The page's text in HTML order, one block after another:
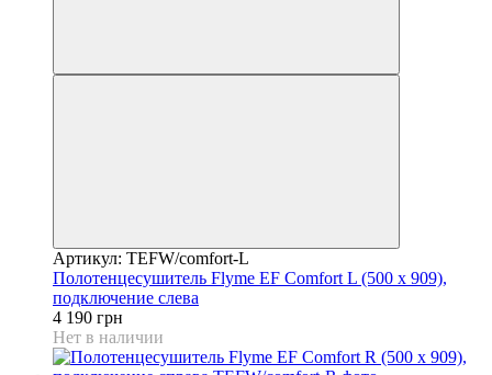
Артикул: TEFW/comfort-L
Полотенцесушитель Flyme EF Comfort L (500 х 909),
подключение слева
4 190 грн
Нет в наличии